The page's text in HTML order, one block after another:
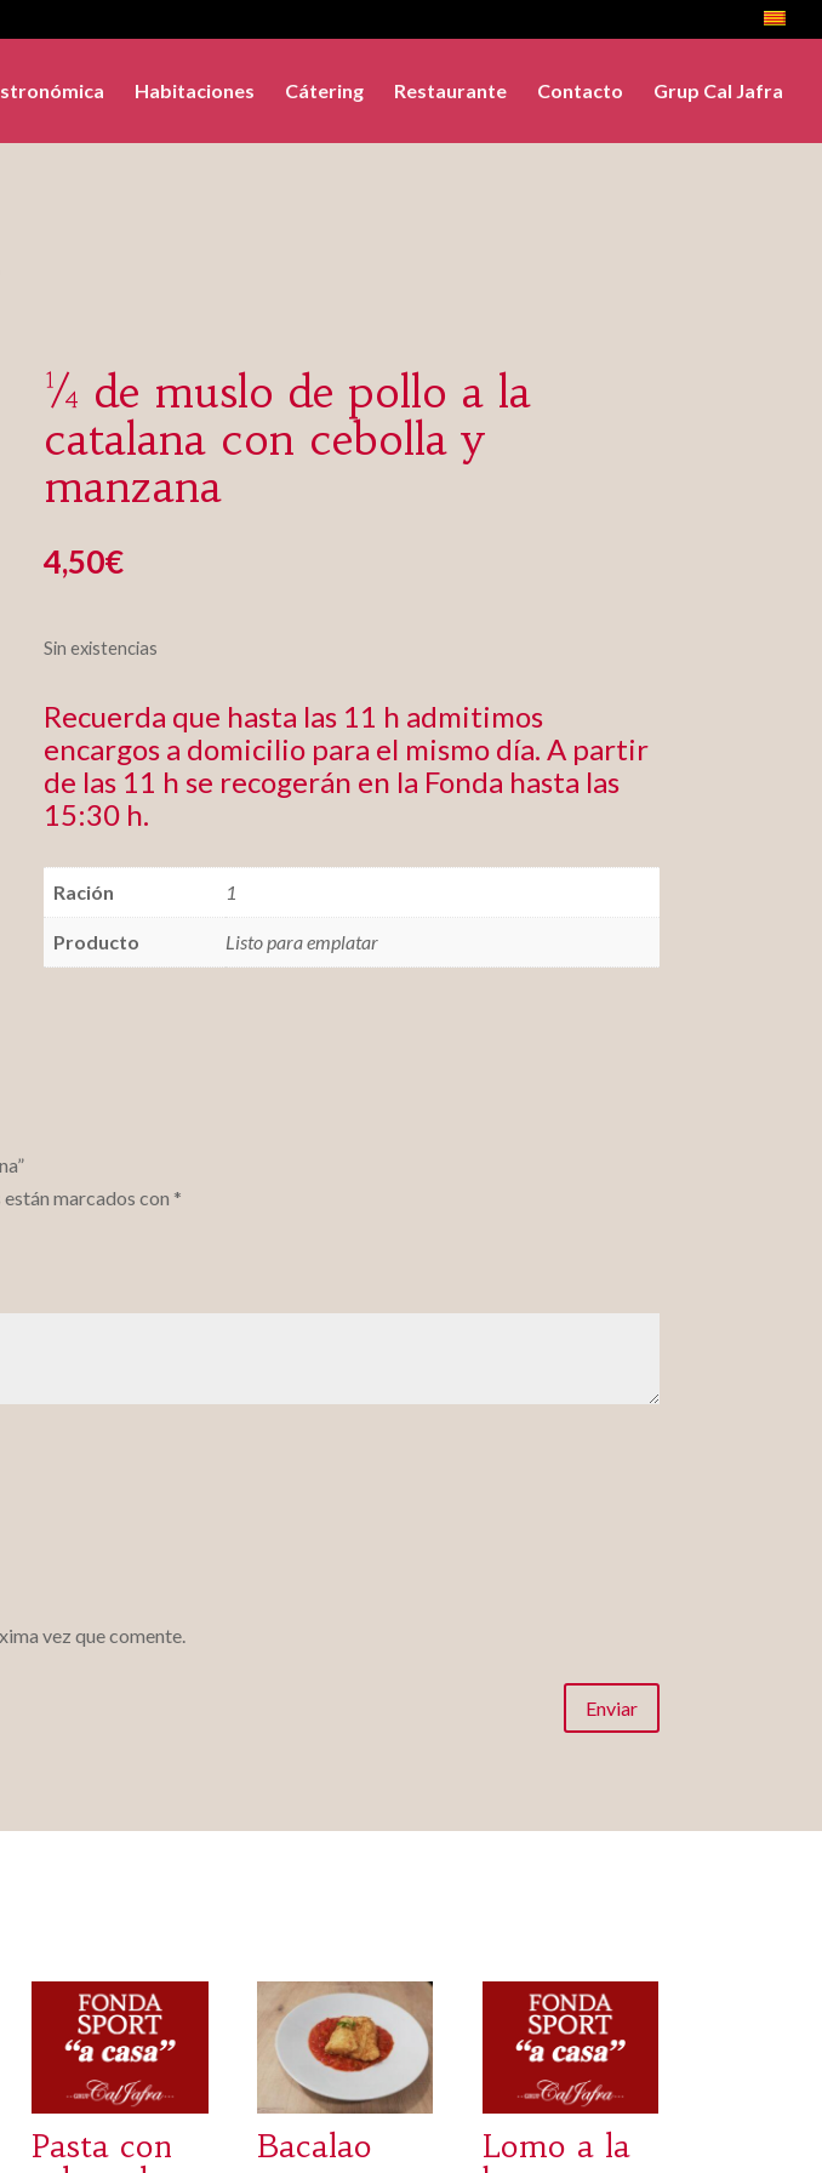
Habitaciones Cátering Restaurante Contacto Grup Cal Jafra
¼ de muslo de pollo a la
catalana con cebolla y
manzana
4,50€
Sin existencias
Recuerda que hasta las 11 h admitimos
encargos a domicilio para el mismo día. A partir
de las 11 h se recogerán en la Fonda hasta las
15:30 h.
Ración 1
Producto Listo para emplatar
marcados con *
vez que comente.
Enviar
Pasta con
Bacalao
Lomo a la